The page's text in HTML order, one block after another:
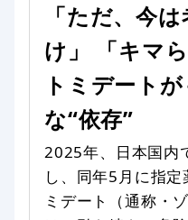
「ただ、今
け」 「キマ
トミデート
な“依存”
2025年、日本国内
し、同年5月に指
ミデート（通称・